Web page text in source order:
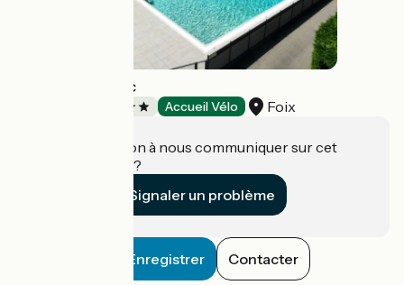
Camping du Lac
Accueil Vélo Foix
Une information à nous communiquer sur cet
établissement ?
Signaler un problème
Enregistrer Contacter